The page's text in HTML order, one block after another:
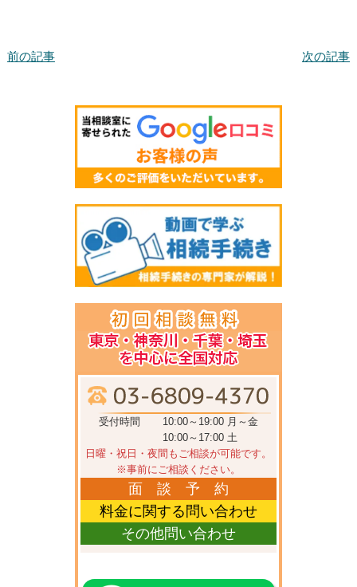
前の記事 次の記事
受付時間
10:00～19:00 月～金
10:00～17:00 土
日曜・祝日・夜間もご相談が可能です。
※事前にご相談ください。
面 談 予 約
料金に関する問い合わせ
その他問い合わせ